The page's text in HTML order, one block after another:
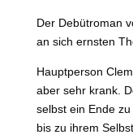
Der Debütroman
an sich ernsten
Hauptperson
aber sehr krank.
selbst ein Ende
bis zu ihrem